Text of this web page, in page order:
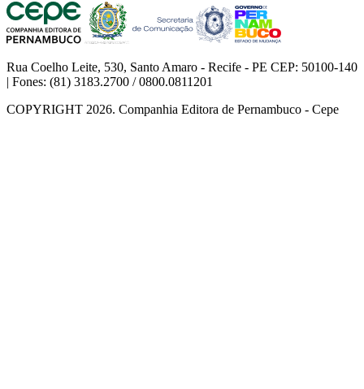
Rua Coelho Leite, 530, Santo Amaro - Recife - PE CEP: 50100-140
| Fones: (81) 3183.2700 / 0800.0811201
COPYRIGHT 2026. Companhia Editora de Pernambuco - Cepe